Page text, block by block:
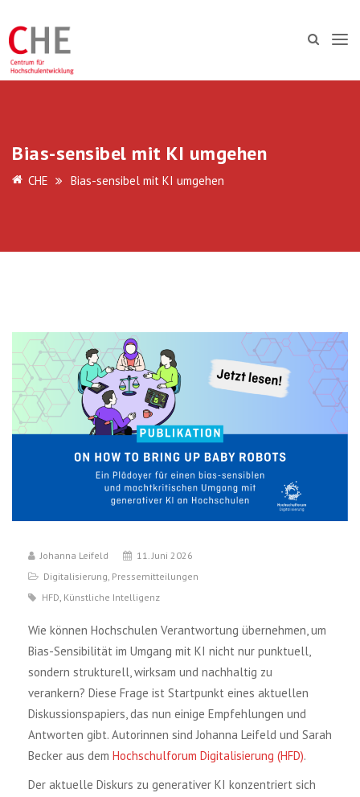
Bias-sensibel mit KI umgehen
CHE Bias-sensibel mit KI umgehen
Johanna Leifeld
11. Juni 2026
Digitalisierung, Pressemitteilungen
HFD, Künstliche Intelligenz
Wie können Hochschulen Verantwortung übernehmen, um
Bias-Sensibilität im Umgang mit KI nicht nur punktuell,
sondern strukturell, wirksam und nachhaltig zu
verankern? Diese Frage ist Startpunkt eines aktuellen
Diskussionspapiers, das nun einige Empfehlungen und
Antworten gibt. Autorinnen sind Johanna Leifeld und Sarah
Becker aus dem Hochschulforum Digitalisierung (HFD).
Der aktuelle Diskurs zu generativer KI konzentriert sich